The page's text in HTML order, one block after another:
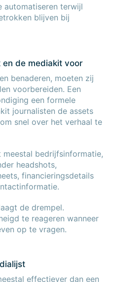
automatiseren terwijl
blijven bij
de mediakit voor
benaderen, moeten zij
voorbereiden. Een
een formele
journalisten de assets
snel over het verhaal te
bedrijfsinformatie,
headshots,
financieringsdetails
de drempel.
te reageren wanneer
op te vragen.
effectiever dan een